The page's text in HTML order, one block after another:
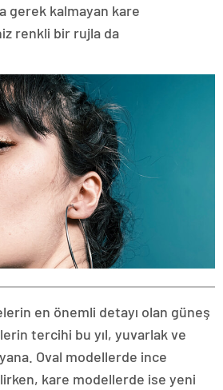
gerek kalmayan kare
renkli bir rujla da
en önemli detayı olan güneş
tercihi bu yıl, yuvarlak ve
Oval modellerde ince
kare modellerde ise yeni